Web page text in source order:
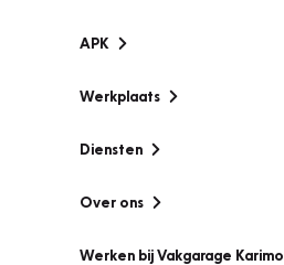
APK
Werkplaats
Diensten
Over ons
Werken bij Vakgarage Karimo